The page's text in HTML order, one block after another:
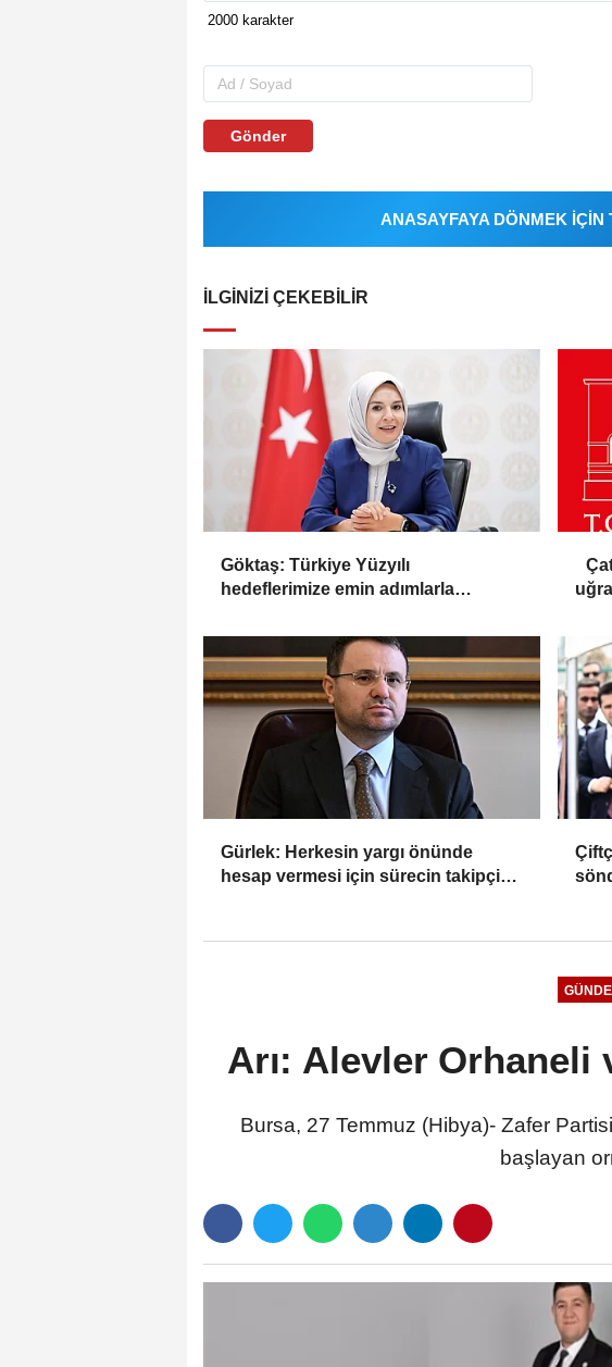
Gönder
ANASAYFAYA DÖNMEK İÇİN
İLGINIZI ÇEKEBILIR
Göktaş: Türkiye Yüzyılı
hedeflerimize emin adımlarla
Gürlek: Herkesin yargı önünde
hesap vermesi için sürecin takipçisi
Arı: Alevler Orhaneli
Bursa, 27 Temmuz (Hibya)- Zafer
başlayan